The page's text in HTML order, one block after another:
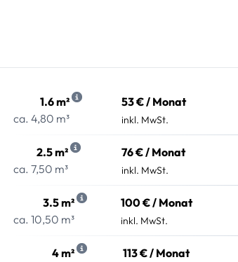
1.6 m²
ca. 4,80 m³
53 € / Monat
inkl. MwSt.
2.5 m²
ca. 7,50 m³
76 € / Monat
inkl. MwSt.
3.5 m²
ca. 10,50 m³
100 € / Monat
inkl. MwSt.
4 m²
113 € / Monat